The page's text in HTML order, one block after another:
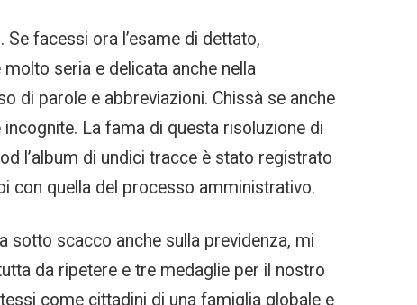
facessi ora l’esame di dettato,
seria e delicata anche nella
di parole e abbreviazioni. Chissà se anche
La fama di questa risoluzione di
l’album di undici tracce è stato registrato
con quella del processo amministrativo.
sotto scacco anche sulla previdenza, mi
da ripetere e tre medaglie per il nostro
come cittadini di una famiglia globale e